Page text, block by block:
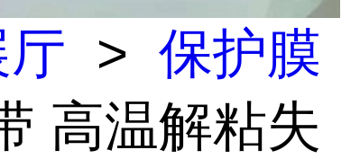
> 保护膜
高温解粘失